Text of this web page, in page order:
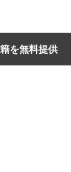
を無料提供